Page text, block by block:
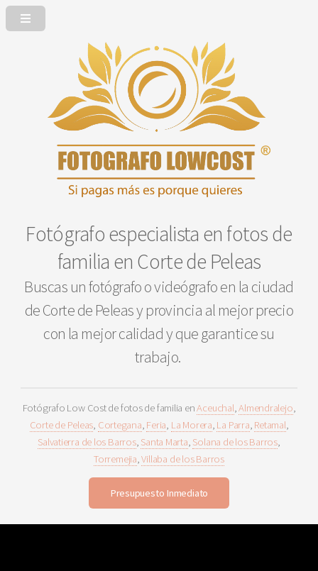
Fotógrafo especialista en fotos de
familia en Corte de Peleas
Buscas un fotógrafo o videógrafo en la ciudad
de Corte de Peleas y provincia al mejor precio
con la mejor calidad y que garantice su
trabajo.
Fotógrafo Low Cost de fotos de familia enAceuchal,Almendralejo,
Corte de Peleas, Cortegana, Feria, La Morera, La Parra, Retamal,
Salvatierra de los Barros, Santa Marta, Solana de los Barros,
Torremejia,Villaba de los Barros
Presupuesto Inmediato